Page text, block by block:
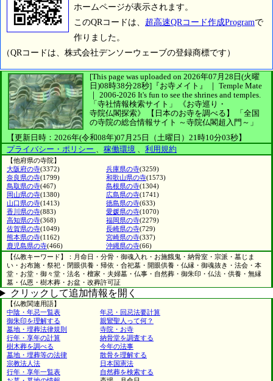
ホームページが表示されます。
このQRコードは、 超高速QRコード作成Programで
作りました。
（QRコードは、株式会社デンソーウェーブの登録商標です）
[This page was uploaded on 2026年07月28日(火曜
日)08時38分28秒] 『お寺メイト』 ｜ Temple Mate
｜ 2006-2026 It's fun to see the shrines and temples.
「寺社情報検索サイト」
《お寺巡り・
寺院仏閣探索》
【日本のお寺を調べる】
「全国
の寺院の総合情報サイト ～寺院仏閣超入門～」
【更新日時：2026年(令和08年)07月25日（土曜日）21時10分03秒】
プライバシー・ポリシー 、 稼働環境 、 利用規約
【他府県の寺院】
大阪府の寺(3372) 兵庫県の寺(3259)
奈良県の寺(1799) 和歌山県の寺(1573)
鳥取県の寺(467) 島根県の寺(1304)
岡山県の寺(1380) 広島県の寺(1741)
山口県の寺(1413) 徳島県の寺(633)
香川県の寺(883) 愛媛県の寺(1070)
高知県の寺(368) 福岡県の寺(2279)
佐賀県の寺(1049) 長崎県の寺(729)
熊本県の寺(1162) 宮崎県の寺(337)
鹿児島県の寺(466) 沖縄県の寺(66)
【仏教キーワード】：月命日・分骨・御魂入れ・お施餓鬼・納骨室・宗派・墓じま
い・お布施・祭祀・閉眼供養・帰依・合祀墓・開眼供養・仏縁・御魂抜き・法会・本
堂・お堂・御々堂・法名・檀家・夫婦墓・仏事・自然葬・御朱印・仏法・供養・無縁
墓・仏恩・樹木葬・お盆・改葬許可証
クリックして追加情報を開く
【仏教関連用語】
中陰・年忌一覧表
年忌・回忌法要計算
御朱印を理解する
親鸞聖人って何？
墓地・埋葬法律規則
寺院・お寺
行年・享年の計算
納骨堂を調査する
樹木葬を調べる
今年の法事
墓地・埋葬等の法律
散骨を理解する
宗教法人法
日本国憲法
行年・享年一覧表
自然葬を検索する